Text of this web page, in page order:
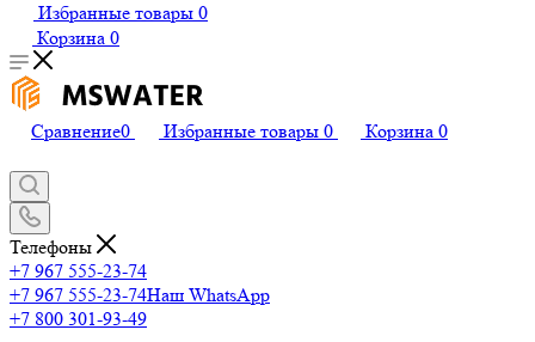
Избранные товары 0
Корзина 0
Сравнение0 Избранные товары 0 Корзина 0
Телефоны
+7 967 555-23-74
+7 967 555-23-74Наш WhatsApp
+7 800 301-93-49